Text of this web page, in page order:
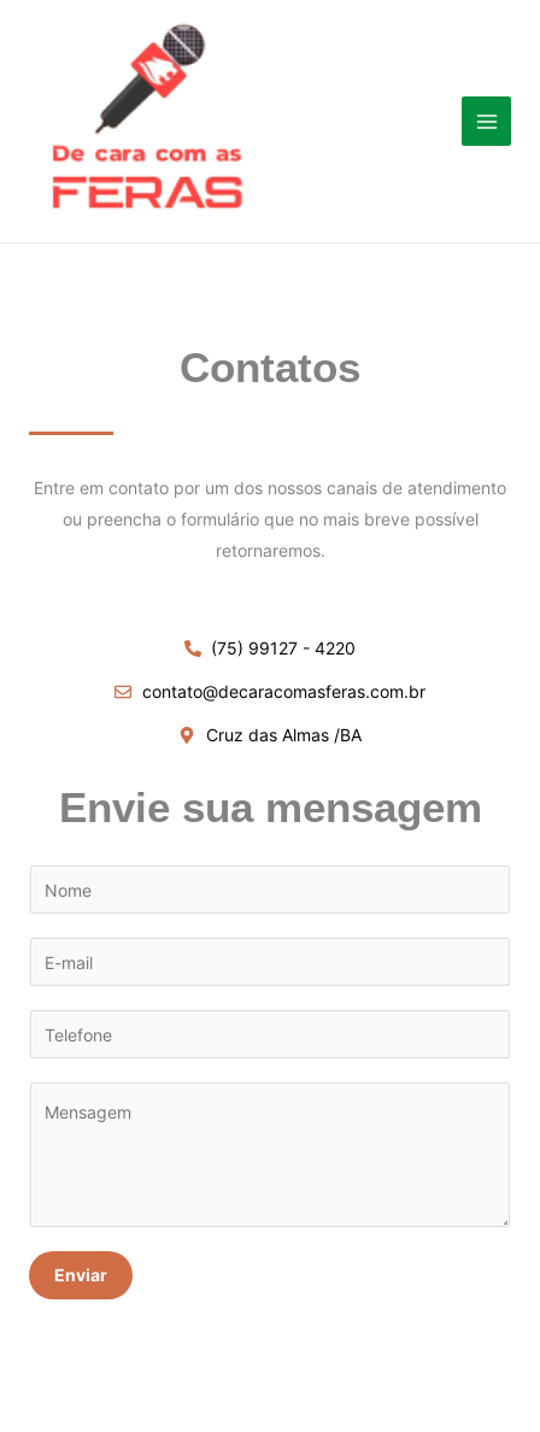
Contatos
Entre em contato por um dos nossos canais de atendimento
ou preencha o formulário que no mais breve possível
retornaremos.
(75) 99127 - 4220
contato@decaracomasferas.com.br
Cruz das Almas /BA
Envie sua mensagem
Enviar